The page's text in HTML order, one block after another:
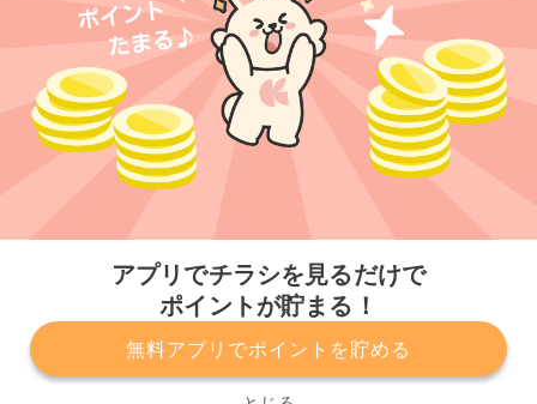
アプリでチラシを見るだけで
ポイントが貯まる！
無料アプリでポイントを貯める
プライバシーポリシー 利用規約
運営会社
サービスに関してのお問い合わせ